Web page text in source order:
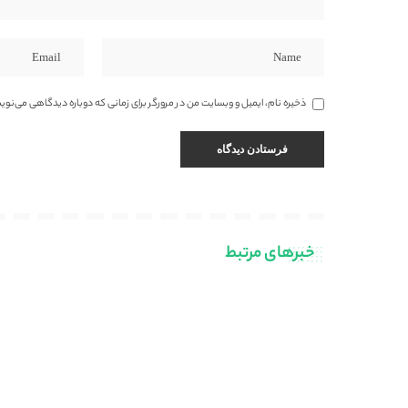
ذخیره نام، ایمیل و وبسایت من در مرورگر برای زمانی که دوباره دیدگاهی
خبرهای مرتبط